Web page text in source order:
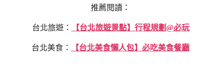
推薦閱讀：
台北旅遊： 【台北旅遊景點】行程規劃@必玩
台北美食： 【台北美食懶人包】必吃美食餐廳